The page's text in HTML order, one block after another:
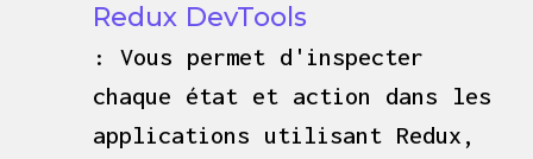
Redux DevTools
: Vous permet d'inspecter
chaque état et action dans les
applications utilisant Redux,